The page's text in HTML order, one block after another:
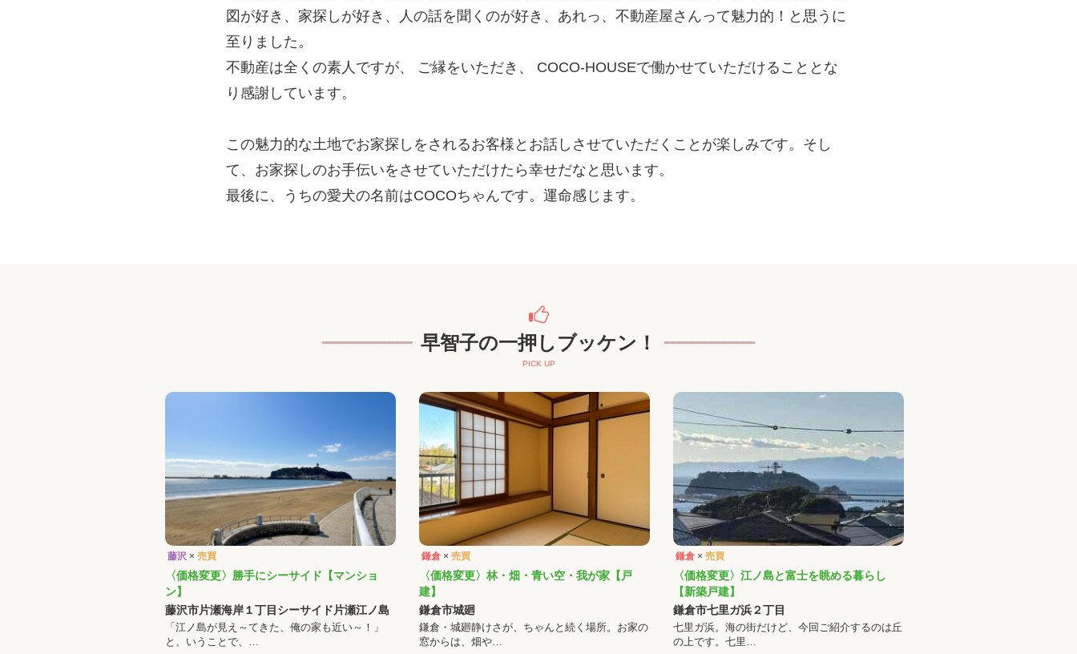
図が好き、家探しが好き、人の話を聞くのが好き、あれっ、不動産屋さんって魅力的！と思うに
至りました。
不動産は全くの素人ですが、 ご縁をいただき、 COCO-HOUSEで働かせていただけることとな
り感謝しています。
この魅力的な土地でお家探しをされるお客様とお話しさせていただくことが楽しみです。そし
て、お家探しのお手伝いをさせていただけたら幸せだなと思います。
最後に、うちの愛犬の名前はCOCOちゃんです。運命感じます。
早智子の一押しブッケン！
PICK UP
藤沢 × 売買
〈価格変更〉勝手にシーサイド【マンショ
ン】
藤沢市片瀬海岸１丁目シーサイド片瀬江ノ島
「江ノ島が見え～てきた、俺の家も近い～！」
と、いうことで、…
鎌倉 × 売買
〈価格変更〉林・畑・青い空・我が家【戸
建】
鎌倉市城廻
鎌倉・城廻静けさが、ちゃんと続く場所。お家の
窓からは、畑や…
鎌倉 × 売買
〈価格変更〉江ノ島と富士を眺める暮らし
【新築戸建】
鎌倉市七里ガ浜２丁目
七里ガ浜。海の街だけど、今回ご紹介するのは丘
の上です。七里…